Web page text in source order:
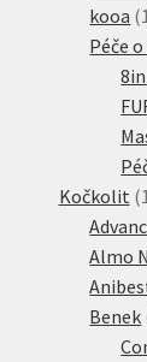
kooa 1
Péče
Kočkolit
Almo
Benek